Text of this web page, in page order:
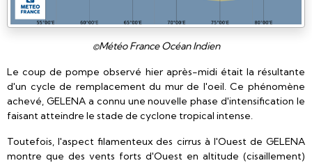
©Météo France Océan Indien
Le coup de pompe observé hier après-midi était la résultante
d'un cycle de remplacement du mur de l'oeil. Ce phénomène
achevé, GELENA a connu une nouvelle phase d'intensification le
faisant atteindre le stade de cyclone tropical intense.
Toutefois, l'aspect filamenteux des cirrus à l'Ouest de GELENA
montre que des vents forts d'Ouest en altitude (cisaillement)